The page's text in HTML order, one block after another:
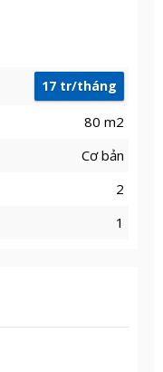
17 tr/tháng
80 m2
Cơ bản
2
1